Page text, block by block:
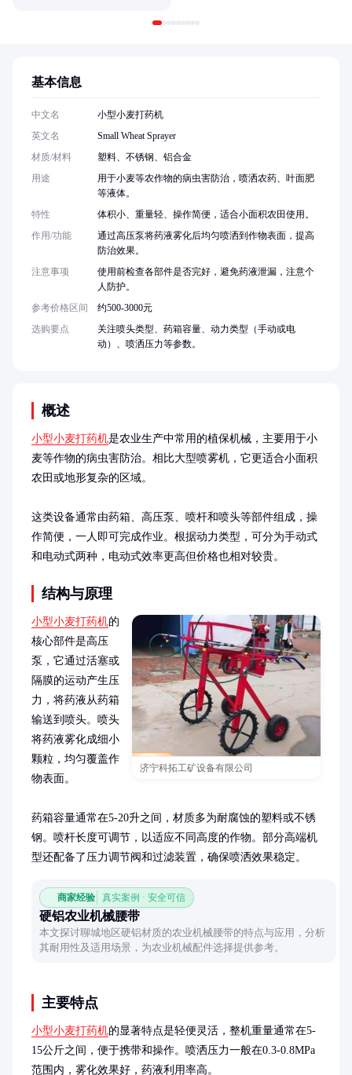
概述
小型小麦打药机是农业生产中常用的植保机械，主要用于小
麦等作物的病虫害防治。相比大型喷雾机，它更适合小面积
农田或地形复杂的区域。
这类设备通常由药箱、高压泵、喷杆和喷头等部件组成，操
作简便，一人即可完成作业。根据动力类型，可分为手动式
和电动式两种，电动式效率更高但价格也相对较贵。
结构与原理
济宁科拓工矿设备有限公司
小型小麦打药机的
核心部件是高压
泵，它通过活塞或
隔膜的运动产生压
力，将药液从药箱
输送到喷头。喷头
将药液雾化成细小
颗粒，均匀覆盖作
物表面。
药箱容量通常在5-20升之间，材质多为耐腐蚀的塑料或不锈
钢。喷杆长度可调节，以适应不同高度的作物。部分高端机
型还配备了压力调节阀和过滤装置，确保喷洒效果稳定。
商家经验 真实案例 · 安全可信
硬铝农业机械腰带
本文探讨聊城地区硬铝材质的农业机械腰带的特点与应用，分析
其耐用性及适用场景，为农业机械配件选择提供参考。
主要特点
小型小麦打药机的显著特点是轻便灵活，整机重量通常在5-
15公斤之间，便于携带和操作。喷洒压力一般在0.3-0.8MPa
范围内，雾化效果好，药液利用率高。
基本信息
中文名
小型小麦打药机
英文名
Small Wheat Sprayer
材质/材料
塑料、不锈钢、铝合金
用途
用于小麦等农作物的病虫害防治，喷洒农药、叶面肥
等液体。
特性
体积小、重量轻、操作简便，适合小面积农田使用。
作用/功能
通过高压泵将药液雾化后均匀喷洒到作物表面，提高
防治效果。
注意事项
使用前检查各部件是否完好，避免药液泄漏，注意个
人防护。
参考价格区间
约500-3000元
选购要点
关注喷头类型、药箱容量、动力类型（手动或电
动）、喷洒压力等参数。